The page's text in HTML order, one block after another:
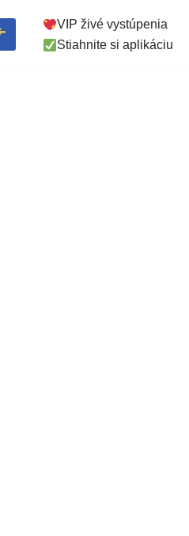
VIP živé vystúpenia
Stiahnite si aplikáciu